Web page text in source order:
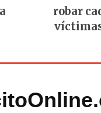
robar